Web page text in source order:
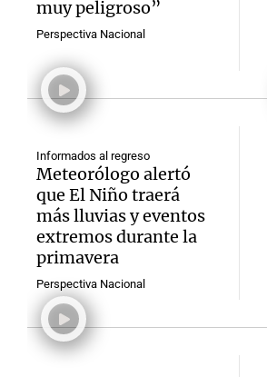
muy peligroso”
Perspectiva Nacional
Informados al regreso
Meteorólogo alertó
que El Niño traerá
más lluvias y eventos
extremos durante la
primavera
Perspectiva Nacional
Editorial Mundial 2026